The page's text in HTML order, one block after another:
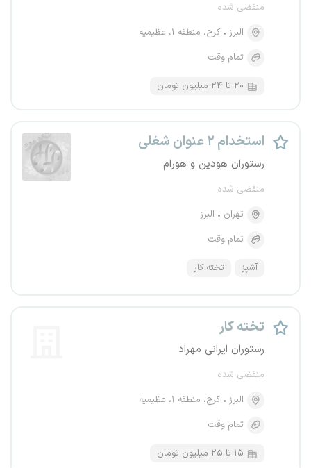
منقضی شده
البرز
کرج، منطقه ۱، عظیمیه
تمام وقت
۲۰ تا ۲۴ میلیون تومان
استخدام ۲ عنوان شغلی
رستوران هودین و هورام
منقضی شده
تهران
البرز
تمام وقت
آشپز تخته کار
تخته کار
رستوران ایرانی مهراد
منقضی شده
البرز
کرج، منطقه ۱، عظیمیه
تمام وقت
۱۵ تا ۲۵ میلیون تومان